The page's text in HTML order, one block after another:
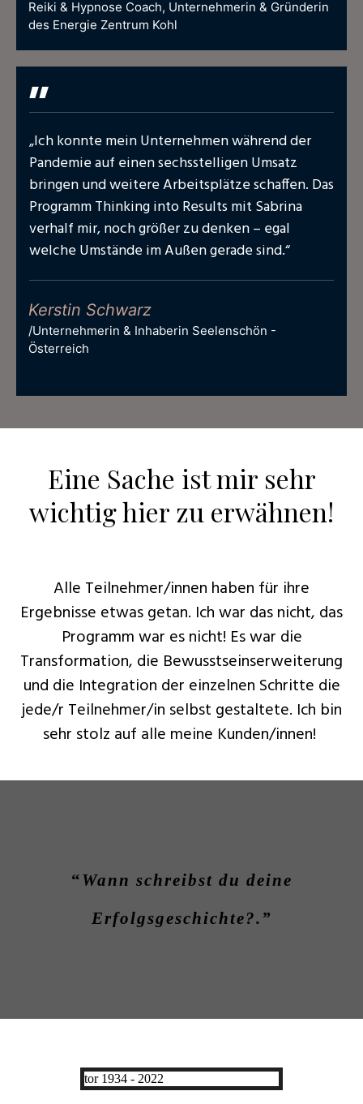
Reiki & Hypnose Coach, Unternehmerin & Gründerin
des Energie Zentrum Kohl
"
„Ich konnte mein Unternehmen während der
Pandemie auf einen sechsstelligen Umsatz
bringen und weitere Arbeitsplätze schaffen. Das
Programm Thinking into Results mit Sabrina
verhalf mir, noch größer zu denken – egal
welche Umstände im Außen gerade sind.“
Kerstin Schwarz
/Unternehmerin & Inhaberin Seelenschön -
Österreich
Eine Sache ist mir sehr
wichtig hier zu erwähnen!
Alle Teilnehmer/innen haben für ihre
Ergebnisse etwas getan. Ich war das nicht, das
Programm war es nicht! Es war die
Transformation, die Bewusstseinserweiterung
und die Integration der einzelnen Schritte die
jede/r Teilnehmer/in selbst gestaltete. Ich bin
sehr stolz auf alle meine Kunden/innen!
“Wann schreibst du deine
Erfolgsgeschichte?.”